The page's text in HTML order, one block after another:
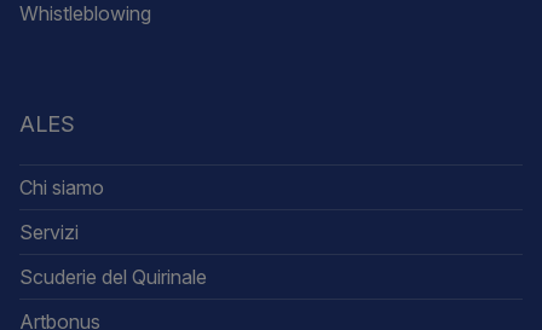
Whistleblowing
ALES
Chi siamo
Servizi
Scuderie del Quirinale
Artbonus